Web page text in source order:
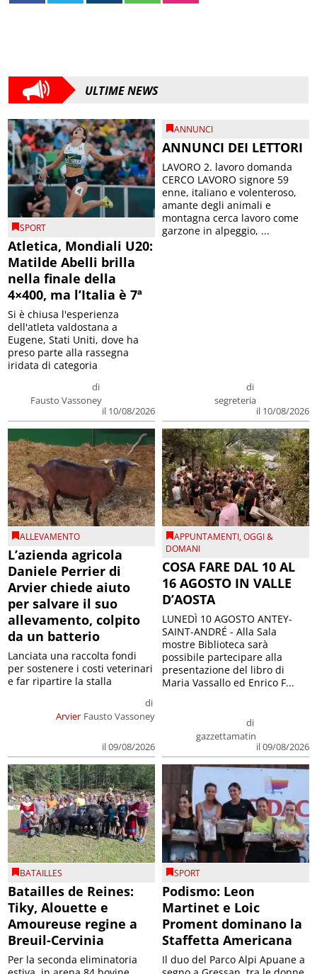
ULTIME NEWS
SPORT
Atletica, Mondiali U20:
Matilde Abelli brilla
nella finale della
4×400, ma l’Italia è 7ª
di
Fausto Vassoney
il 10/08/2026
Si è chiusa l'esperienza
dell'atleta valdostana a
Eugene, Stati Uniti, dove ha
preso parte alla rassegna
iridata di categoria
ANNUNCI
ANNUNCI DEI LETTORI
di
segreteria
il 10/08/2026
LAVORO 2. lavoro domanda
CERCO LAVORO signore 59
enne, italiano e volenteroso,
amante degli animali e
montagna cerca lavoro come
garzone in alpeggio, ...
ALLEVAMENTO
L’azienda agricola
Daniele Perrier di
Arvier chiede aiuto
per salvare il suo
allevamento, colpito
da un batterio
Arvier
di
Fausto Vassoney
il 09/08/2026
Lanciata una raccolta fondi
per sostenere i costi veterinari
e far ripartire la stalla
APPUNTAMENTI,OGGI &
DOMANI
COSA FARE DAL 10 AL
16 AGOSTO IN VALLE
D’AOSTA
di
gazzettamatin
il 09/08/2026
LUNEDÌ 10 AGOSTO ANTEY-
SAINT-ANDRÉ - Alla Sala
mostre Biblioteca sarà
possibile partecipare alla
presentazione del libro di
Maria Vassallo ed Enrico F...
BATAILLES
Batailles de Reines:
Tiky, Alouette e
Amoureuse regine a
Breuil-Cervinia
Per la seconda eliminatoria
SPORT
Podismo: Leon
Martinet e Loic
Proment dominano la
Staffetta Americana
Il duo del Parco Alpi Apuane a